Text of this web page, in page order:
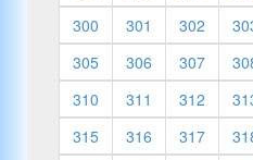
300
301 302
305
306 307
310
311 312
315
316 317